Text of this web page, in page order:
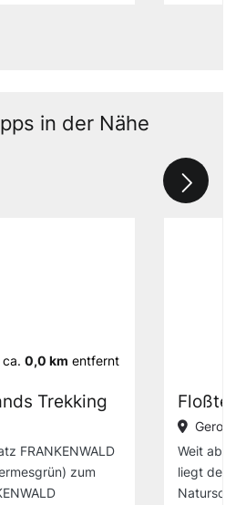
in der Nähe
ca. 0,0 km entfernt
Trekking
FRANKENWALD
zum
Weit
liegt der